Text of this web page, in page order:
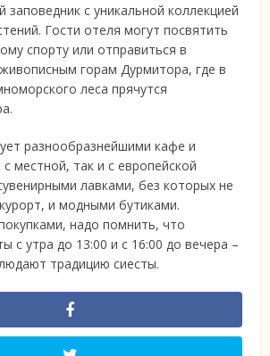
с уникальной коллекцией
Гости отеля могут посвятить
спорту или отправиться в
горам Дурмитора, где в
леса прячутся
разнообразнейшими кафе и
местной, так и с европейской
лавками, без которых не
и модными бутиками.
надо помнить, что
с утра до 13:00 и с 16:00 до вечера –
традицию сиесты.